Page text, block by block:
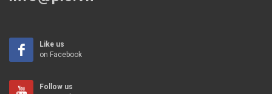
Like us
on Facebook
Follow us